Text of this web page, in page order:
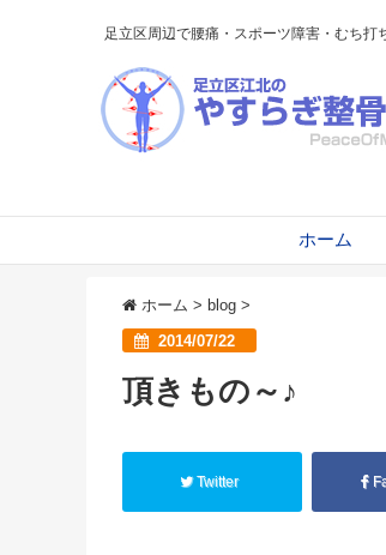
足立区周辺で腰痛・スポーツ障害・むち
ホーム
ホーム > blog >
2014/07/22
頂きもの～♪
Twitter